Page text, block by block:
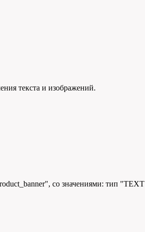
текста и изображений.
со значениями: тип